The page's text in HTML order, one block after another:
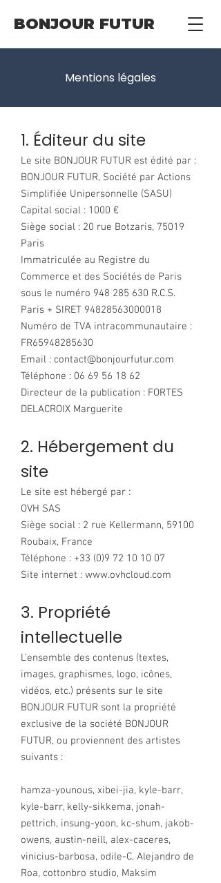
BONJOUR FUTUR
Mentions légales
1. Éditeur du site
Le site BONJOUR FUTUR est édité par :
BONJOUR FUTUR, Société par Actions
Simplifiée Unipersonnelle (SASU)
Capital social : 1000 €
Siège social : 20 rue Botzaris, 75019
Paris
Immatriculée au Registre du
Commerce et des Sociétés de Paris
sous le numéro 948 285 630 R.C.S.
Paris + SIRET 94828563000018
Numéro de TVA intracommunautaire :
FR65948285630
Email : contact@bonjourfutur.com
Téléphone : 06 69 56 18 62
Directeur de la publication : FORTES
DELACROIX Marguerite
2. Hébergement du
site
Le site est hébergé par :
OVH SAS
Siège social : 2 rue Kellermann, 59100
Roubaix, France
Téléphone : +33 (0)9 72 10 10 07
Site internet : www.ovhcloud.com
3. Propriété
intellectuelle
L’ensemble des contenus (textes,
images, graphismes, logo, icônes,
vidéos, etc.) présents sur le site
BONJOUR FUTUR sont la propriété
exclusive de la société BONJOUR
FUTUR, ou proviennent des artistes
suivants :
hamza-younous, xibei-jia, kyle-barr,
kyle-barr, kelly-sikkema, jonah-
pettrich, insung-yoon, kc-shum, jakob-
owens, austin-neill, alex-caceres,
vinicius-barbosa, odile-C, Alejandro de
Roa, cottonbro studio, Maksim